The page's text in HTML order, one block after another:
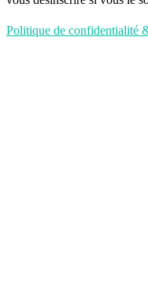
Politique de confidentialité